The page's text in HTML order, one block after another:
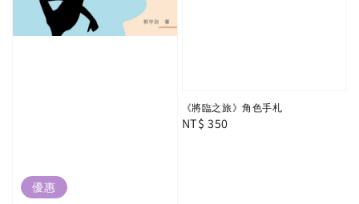
優惠
《將臨之旅》角色手札
Regular
NT$ 350